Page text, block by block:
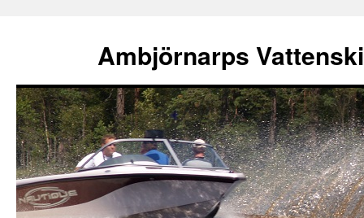
Ambjörnarps